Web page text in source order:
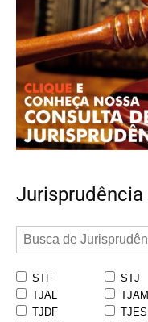
Jurisprudência
STF STJ
TJAL
TJAM
TJDF
TJES